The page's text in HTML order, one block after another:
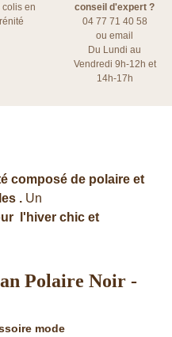
colis en
conseil d'expert ?
04 77 71 40 58
ouemail
Du Lundi au
Vendredi 9h-12h et
14h-17h
composé de polaire et
. Un
l'hiver chic et
Polaire Noir -
mode